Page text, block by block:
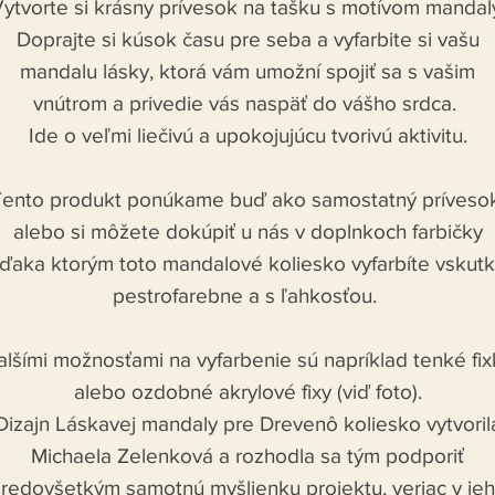
si krásny prívesok na tašku s motívom
Doprajte si kúsok času pre seba a vyfarbite si vašu
mandalu lásky, ktorá vám umožní spojiť sa s vašim
vnútrom a privedie vás naspäť do vášho srdca.
Ide o veľmi liečivú a upokojujúcu tvorivú aktivitu.
produkt ponúkame buď ako samostatný
alebo si môžete dokúpiť u nás v doplnkoch farbičky
ktorým toto mandalové koliesko vyfarbíte
pestrofarebne a s ľahkosťou.
možnosťami na vyfarbenie sú napríklad tenké
alebo ozdobné akrylové fixy (viď foto).
Láskavej mandaly pre Drevenô koliesko
Michaela Zelenková a rozhodla sa tým podporiť
samotnú myšlienku projektu, veriac v